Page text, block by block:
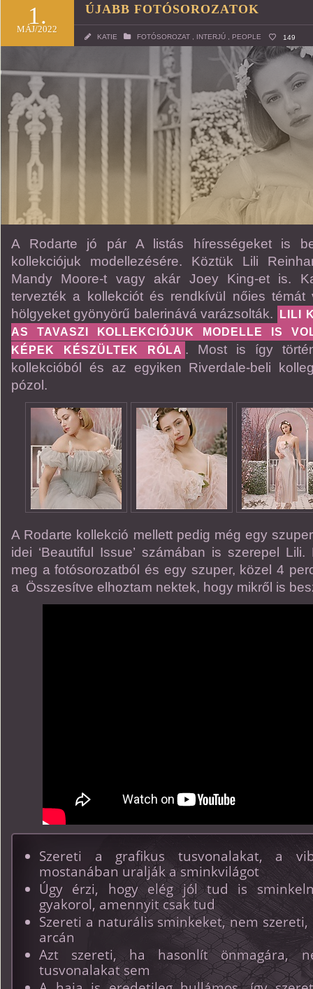
1.
MÁJ/2022
ÚJABB FOTÓSOROZATOK
KATIE FOTÓSOROZAT INTERJÚ PEOPLE 149
A Rodarte jó pár A listás hírességeket is
kollekciójuk modellezésére. Köztük Lili
Mandy Moore-t vagy akár Joey King-et is.
tervezték a kollekciót és rendkívül nőies témát
hölgyeket gyönyörű balerinává varázsolták.
LILI
AS TAVASZI KOLLEKCIÓJUK MODELLE IS
KÉPEK KÉSZÜLTEK RÓLA . Most is így
kollekcióból és az egyiken Riverdale-beli
pózol.
A Rodarte kollekció mellett pedig még egy
idei ‘Beautiful Issue’ számában is szerepel
meg a fotósorozatból és egy szuper, közel 4
a Összesítve elhoztam nektek, hogy mikről is
Szereti a grafikus tusvonalakat, a
mostanában uralják a sminkvilágot
Úgy érzi, hogy elég jól tud is
gyakorol, amennyit csak tud
Szereti a naturális sminkeket, nem
arcán
Azt szereti, ha hasonlít önmagára,
tusvonalakat sem